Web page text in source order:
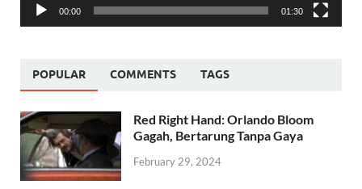
00:00 01:30
POPULAR COMMENTS TAGS
Red Right Hand: Orlando Bloom
Gagah, Bertarung Tanpa Gaya
February 29, 2024